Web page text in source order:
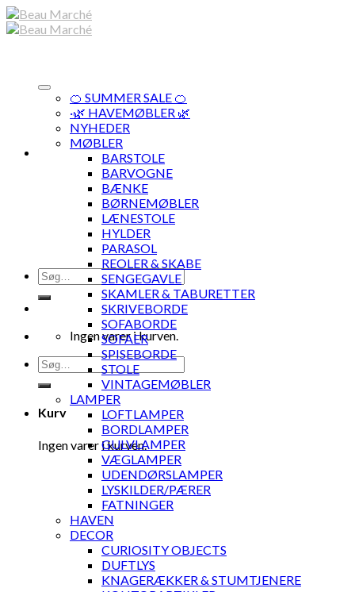
Skip
to
Søg
efter:
Ingen varer i kurven.
Søg
efter:
Kurv
Ingen varer i kurven.
🍊 SUMMER SALE 🍊
·🌿 HAVEMØBLER 🌿
NYHEDER
MØBLER
BARSTOLE
BARVOGNE
BÆNKE
BØRNEMØBLER
LÆNESTOLE
HYLDER
PARASOL
REOLER & SKABE
SENGEGAVLE
SKAMLER & TABURETTER
SKRIVEBORDE
SOFABORDE
SOFAER
SPISEBORDE
STOLE
VINTAGEMØBLER
LAMPER
LOFTLAMPER
BORDLAMPER
GULVLAMPER
VÆGLAMPER
UDENDØRSLAMPER
LYSKILDER/PÆRER
FATNINGER
HAVEN
DECOR
CURIOSITY OBJECTS
DUFTLYS
KNAGERÆKKER & STUMTJENERE